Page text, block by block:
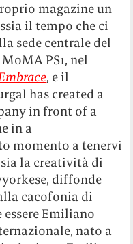
magazine un
il tempo che ci
sede centrale del
PS1, nel
, e il
has created a
in front of a
in a
momento a tenervi
la creatività di
diffonde
cacofonia di
Emiliano
nato a